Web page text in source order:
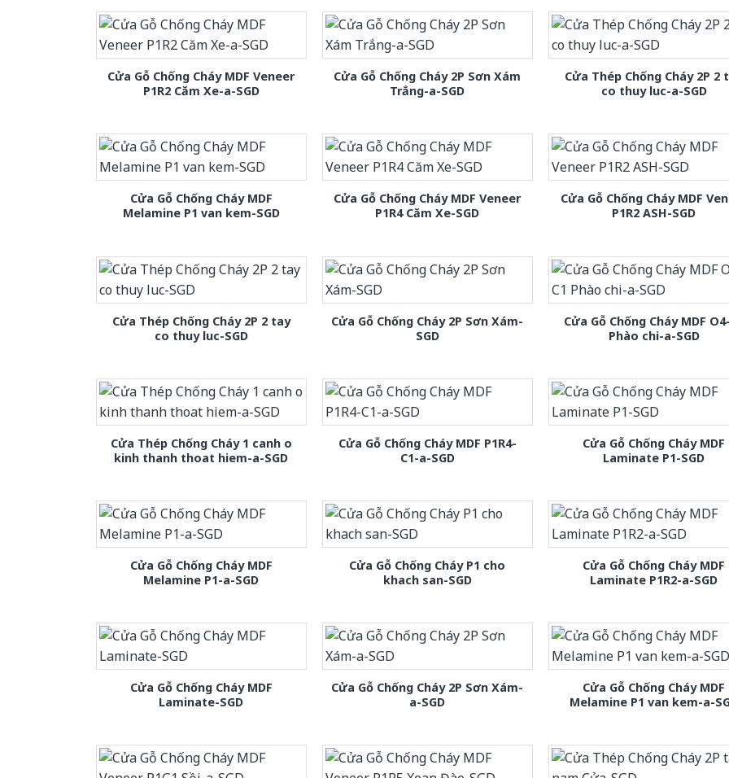
Cửa Gỗ Chống Cháy MDF Veneer
P1R2 Căm Xe-a-SGD
Cửa Gỗ Chống Cháy 2P Sơn Xám
Trắng-a-SGD
Cửa Thép Chống Cháy 2P 2
co thuy luc-a-SGD
Cửa Gỗ Chống Cháy MDF
Melamine P1 van kem-SGD
Cửa Gỗ Chống Cháy MDF Veneer
P1R4 Căm Xe-SGD
Cửa Gỗ Chống Cháy MDF
P1R2 ASH-SGD
Cửa Thép Chống Cháy 2P 2 tay
co thuy luc-SGD
Cửa Gỗ Chống Cháy 2P Sơn Xám-
SGD
Cửa Gỗ Chống Cháy MDF
Phào chi-a-SGD
Cửa Thép Chống Cháy 1 canh o
kinh thanh thoat hiem-a-SGD
Cửa Gỗ Chống Cháy MDF P1R4-
C1-a-SGD
Cửa Gỗ Chống Cháy MDF
Laminate P1-SGD
Cửa Gỗ Chống Cháy MDF
Melamine P1-a-SGD
Cửa Gỗ Chống Cháy P1 cho
khach san-SGD
Cửa Gỗ Chống Cháy MDF
Laminate P1R2-a-SGD
Cửa Gỗ Chống Cháy MDF
Laminate-SGD
Cửa Gỗ Chống Cháy 2P Sơn Xám-
a-SGD
Cửa Gỗ Chống Cháy MDF
Melamine P1 van kem-a-